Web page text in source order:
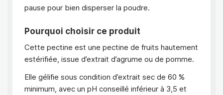
pause pour bien disperser la poudre.
Pourquoi choisir ce produit
Cette pectine est une pectine de fruits hautement
estérifiée, issue d’extrait d’agrume ou de pomme.
Elle gélifie sous condition d’extrait sec de 60 %
minimum, avec un pH conseillé inférieur à 3,5 et